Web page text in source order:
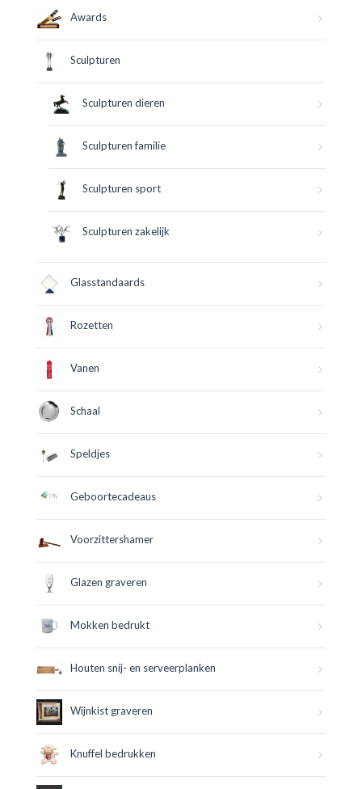
Awards
Sculpturen
Sculpturen dieren
Sculpturen familie
Sculpturen sport
Sculpturen zakelijk
Glasstandaards
Rozetten
Vanen
Schaal
Speldjes
Geboortecadeaus
Voorzittershamer
Glazen graveren
Mokken bedrukt
Houten snij- en serveerplanken
Wijnkist graveren
Knuffel bedrukken